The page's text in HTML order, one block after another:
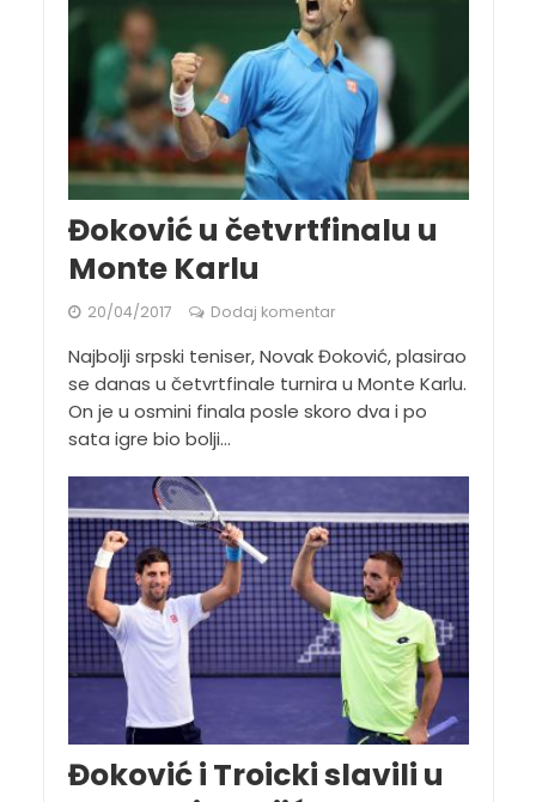
Đoković u četvrtfinalu u
Monte Karlu
20/04/2017 Dodaj komentar
Najbolji srpski teniser, Novak Đoković, plasirao
se danas u četvrtfinale turnira u Monte Karlu.
On je u osmini finala posle skoro dva i po
sata igre bio bolji...
Đoković i Troicki slavili u